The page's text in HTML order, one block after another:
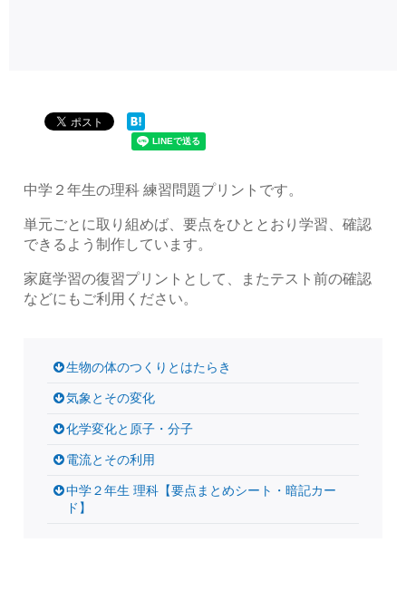
中学２年生の理科 練習問題プリントです。
単元ごとに取り組めば、要点をひととおり学習、確認
できるよう制作しています。
家庭学習の復習プリントとして、またテスト前の確認
などにもご利用ください。
生物の体のつくりとはたらき
気象とその変化
化学変化と原子・分子
電流とその利用
中学２年生 理科【要点まとめシート・暗記カー
ド】